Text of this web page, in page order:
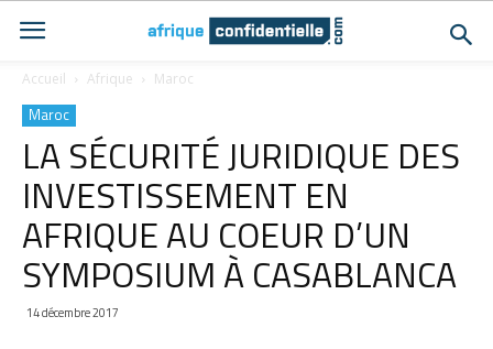
Accueil Afrique Maroc
Maroc
LA SÉCURITÉ JURIDIQUE DES
INVESTISSEMENT EN
AFRIQUE AU COEUR D’UN
SYMPOSIUM À CASABLANCA
14 décembre 2017